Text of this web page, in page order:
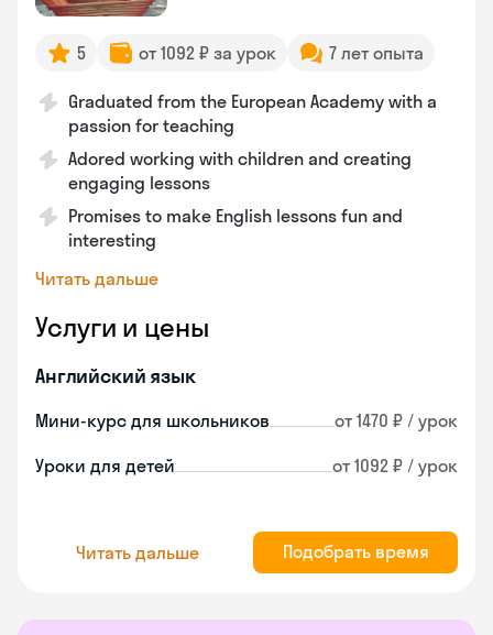
5 от 1092 ₽ за урок 7 лет опыта
Graduated from the European Academy with a
passion for teaching
Adored working with children and creating
engaging lessons
Promises to make English lessons fun and
interesting
Читать дальше
Услуги и цены
Английский язык
Мини-курс для школьников от 1470 ₽ / урок
Уроки для детей от 1092 ₽ / урок
Читать дальше Подобрать время